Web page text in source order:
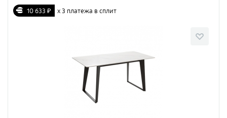
10 633 ₽ х 3 платежа в сплит